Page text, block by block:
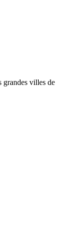
grandes villes de